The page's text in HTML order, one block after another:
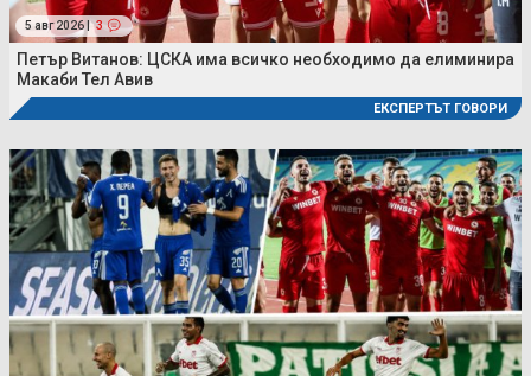
5 авг 2026 | 3
Петър Витанов: ЦСКА има всичко необходимо да елиминира
Макаби Тел Авив
ЕКСПЕРТЪТ ГОВОРИ